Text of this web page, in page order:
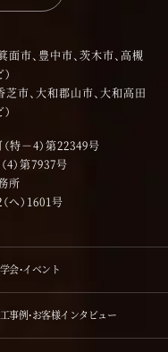
面市、豊中市、茨木市、高槻
芝市、大和郡山市、大和高田
特－4）第22349号
4）第7937号
所
）1601号
会・イベント
事例・お客様インタビュー